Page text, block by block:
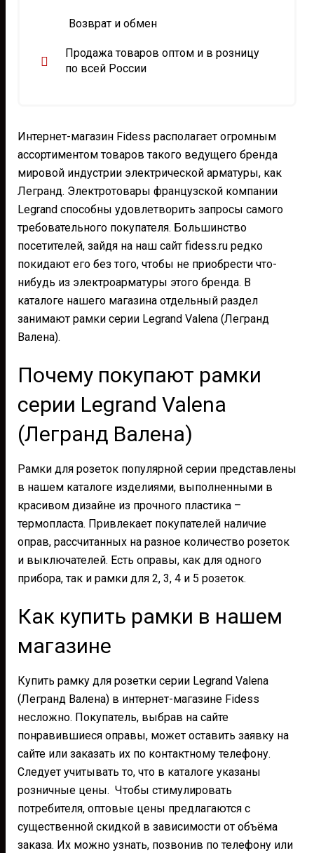
товара.
Возврат и обмен
Продажа товаров оптом и в розницу
по всей России
Интернет-магазин Fidess располагает огромным
ассортиментом товаров такого ведущего бренда
мировой индустрии электрической арматуры, как
Легранд. Электротовары французской компании
Legrand способны удовлетворить запросы самого
требовательного покупателя. Большинство
посетителей, зайдя на наш сайт fidess.ru редко
покидают его без того, чтобы не приобрести что-
нибудь из электроарматуры этого бренда. В
каталоге нашего магазина отдельный раздел
занимают рамки серии Legrand Valena (Легранд
Валена).
Почему покупают рамки
серии Legrand Valena
(Легранд Валена)
Рамки для розеток популярной серии представлены
в нашем каталоге изделиями, выполненными в
красивом дизайне из прочного пластика –
термопласта. Привлекает покупателей наличие
оправ, рассчитанных на разное количество розеток
и выключателей. Есть оправы, как для одного
прибора, так и рамки для 2, 3, 4 и 5 розеток.
Как купить рамки в нашем
магазине
Купить рамку для розетки серии Legrand Valena
(Легранд Валена) в интернет-магазине Fidess
несложно. Покупатель, выбрав на сайте
понравившиеся оправы, может оставить заявку на
сайте или заказать их по контактному телефону.
Следует учитывать то, что в каталоге указаны
розничные цены. Чтобы стимулировать
потребителя, оптовые цены предлагаются с
существенной скидкой в зависимости от объёма
заказа. Их можно узнать, позвонив по телефону или